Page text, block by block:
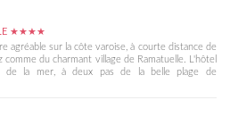
★★★★
agréable sur la côte varoise, à courte distance de
du charmant village de Ramatuelle. L'hôtel
de la mer, à deux pas de la belle plage de